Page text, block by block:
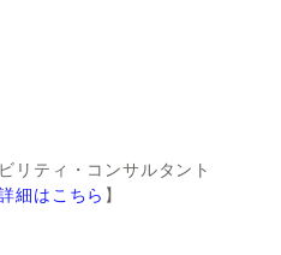
リティ・コンサルタント
細はこちら 】